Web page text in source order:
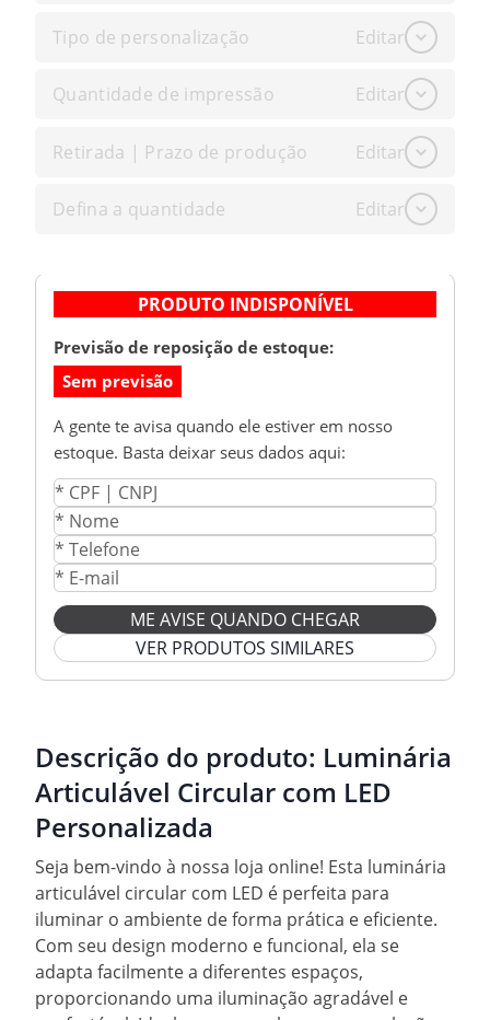
Tipo de personalização Editar
Quantidade de impressão Editar
Retirada | Prazo de produção Editar
Defina a quantidade Editar
PRODUTO INDISPONÍVEL
Previsão de reposição de estoque:
Sem previsão
A gente te avisa quando ele estiver em nosso
estoque. Basta deixar seus dados aqui:
ME AVISE QUANDO CHEGAR
VER PRODUTOS SIMILARES
Descrição do produto: Luminária
Articulável Circular com LED
Personalizada
Seja bem-vindo à nossa loja online! Esta luminária
articulável circular com LED é perfeita para
iluminar o ambiente de forma prática e eficiente.
Com seu design moderno e funcional, ela se
adapta facilmente a diferentes espaços,
proporcionando uma iluminação agradável e